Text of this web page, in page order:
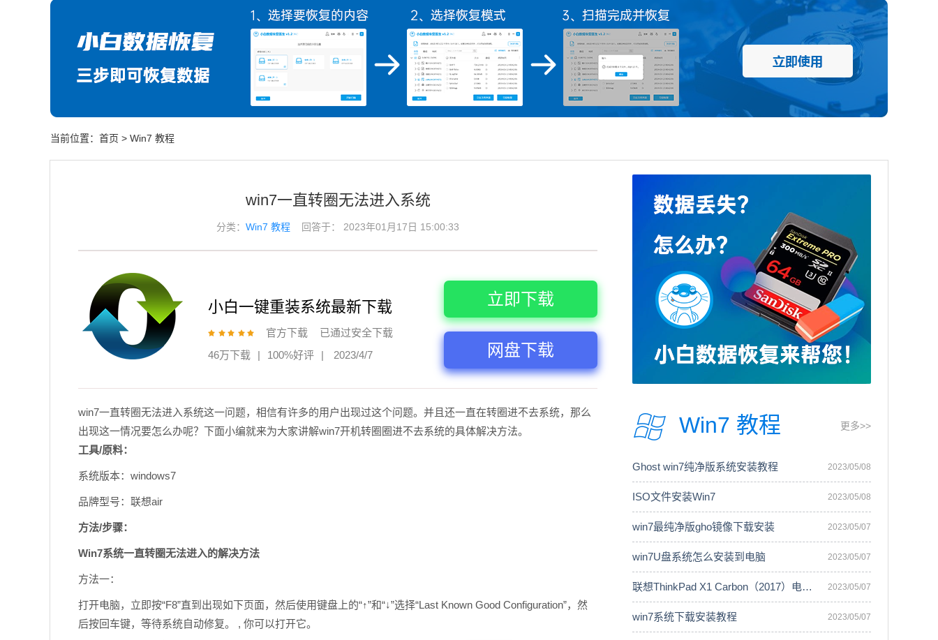
当前位置： 首页 > Win7 教程
win7一直转圈无法进入系统
分类：Win7 教程 回答于： 2023年01月17日 15:00:33
小白一键重装系统最新下载
官方下载
已通过安全下载
46万下载
| 100%好评 | 2023/4/7
立即下载
网盘下载
win7一直转圈无法进入系统这一问题， 相信有许多的用户出现过这个问题。并且还一直在转圈进不去系统，那么
出现这一情况要怎么办呢？ 下面小编就来为大家讲解win7开机转圈圈进不去系统的具体解决方法。
工具/原料：
系统版本：windows7
品牌型号：联想air
方法/步骤：
Win7系统一直转圈无法进入的解决方法
方法一：
打开电脑，立即按“F8”直到出现如下页面，然后使用键盘上的“↑”和“↓”选择“Last Known Good Configuration”，然
后按回车键，等待系统自动修复。 , 你可以打开它。
Win7 教程 更多>>
Ghost win7纯净版系统安装教程 2023/05/08
ISO文件安装Win7 2023/05/08
win7最纯净版gho镜像下载安装 2023/05/07
win7U盘系统怎么安装到电脑 2023/05/07
联想ThinkPad X1 Carbon（2017）电脑安 2023/05/07
win7系统下载安装教程 2023/05/07